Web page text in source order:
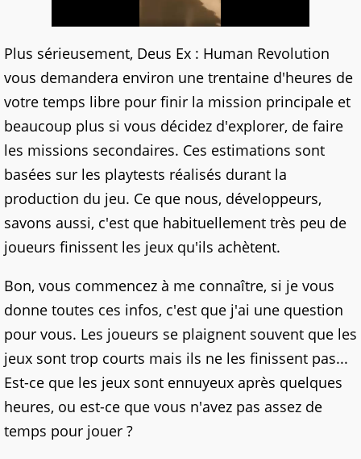
Plus sérieusement, Deus Ex : Human Revolution
vous demandera environ une trentaine d'heures de
votre temps libre pour finir la mission principale et
beaucoup plus si vous décidez d'explorer, de faire
les missions secondaires. Ces estimations sont
basées sur les playtests réalisés durant la
production du jeu. Ce que nous, développeurs,
savons aussi, c'est que habituellement très peu de
joueurs finissent les jeux qu'ils achètent.
Bon, vous commencez à me connaître, si je vous
donne toutes ces infos, c'est que j'ai une question
pour vous. Les joueurs se plaignent souvent que les
jeux sont trop courts mais ils ne les finissent pas...
Est-ce que les jeux sont ennuyeux après quelques
heures, ou est-ce que vous n'avez pas assez de
temps pour jouer ?